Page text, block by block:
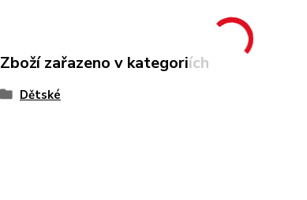
Zboží zařazeno v kategoriích
Dětské